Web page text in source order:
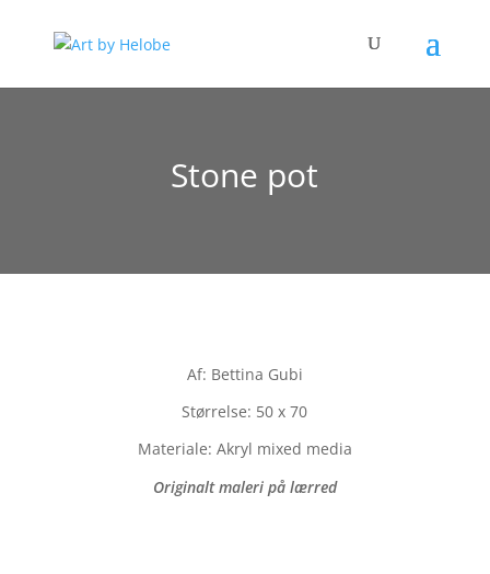
Stone pot
Af: Bettina Gubi
Størrelse: 50 x 70
Materiale: Akryl mixed media
Originalt maleri på lærred